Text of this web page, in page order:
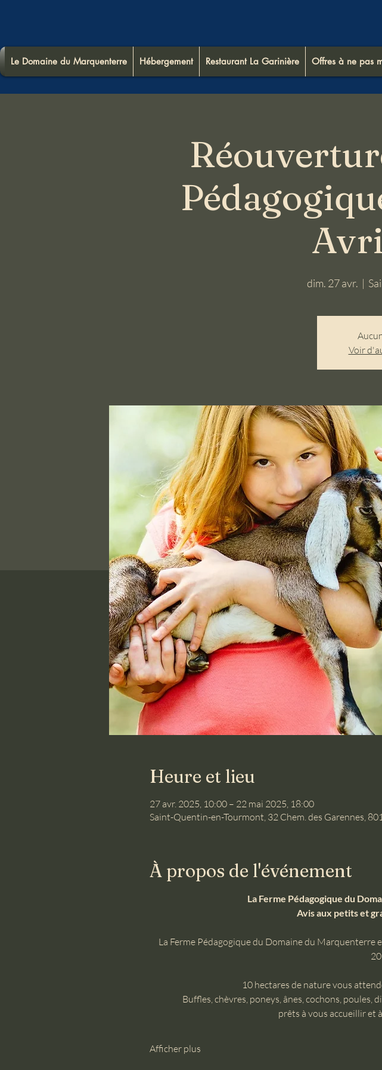
Le Domaine du Marquenterre Hébergement Restaurant La Garinière Offres à ne pas
dim. 27 avr.
  |
Voir
Heure et lieu
27 avr. 2025, 10:00 – 22 mai 2025, 18:00
Saint-Quentin-en-Tourmont, 32 Chem. des Garennes,
À propos de l'événement
La Ferme Pédagogique du
Avis aux petits et
La Ferme Pédagogique du Domaine du Marquenterre
10 hectares de nature vous
Buffles, chèvres, poneys, ânes, cochons,
prêts à vous accueillir et
Afficher plus